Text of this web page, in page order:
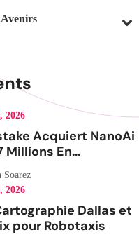
2026
Acquiert NanoAi
Millions En
the
blog article
Soarez
2026
Dallas et
pour Robotaxis